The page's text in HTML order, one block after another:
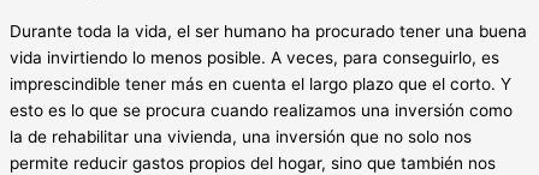
Durante toda la vida, el ser humano ha procurado tener una buena
vida invirtiendo lo menos posible. A veces, para conseguirlo, es
imprescindible tener más en cuenta el largo plazo que el corto. Y
esto es lo que se procura cuando realizamos una inversión como
la de rehabilitar una vivienda, una inversión que no solo nos
permite reducir gastos propios del hogar, sino que también nos